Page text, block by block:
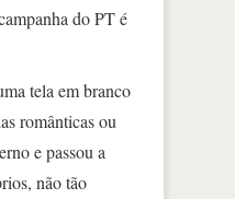
do PT é
tela em branco
românticas ou
e passou a
não tão